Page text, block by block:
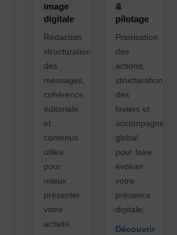
image
digitale
Rédaction,
structuration
des
messages,
cohérence
éditoriale
et
contenus
utiles
pour
mieux
présenter
votre
activité.
&
pilotage
Priorisation
des
actions,
structuration
des
leviers et
global
pour faire
évoluer
votre
présence
digitale.
Découvrir